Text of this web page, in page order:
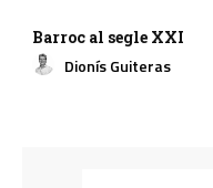
Barroc al segle XXI
Dionís Guiteras